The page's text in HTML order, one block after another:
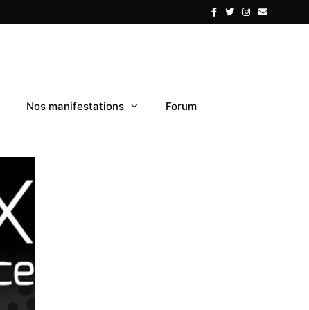
Nos manifestations Forum